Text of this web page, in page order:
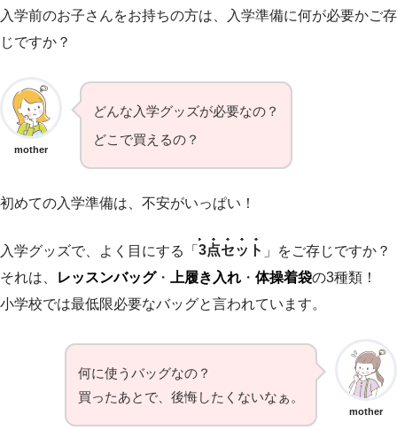
入学前のお子さんをお持ちの方は、入学準備に何が必要かご存
じですか？
mother
どんな入学グッズが必要なの？
どこで買えるの？
初めての入学準備は、不安がいっぱい！
入学グッズで、よく目にする「 3点セット 」をご存じですか？
それは、
レッスンバッグ・ 上履き入れ ・ 体操着袋の3種類！
小学校では最低限必要なバッグと言われています。
mother
何に使うバッグなの？
買ったあとで、後悔したくないなぁ。